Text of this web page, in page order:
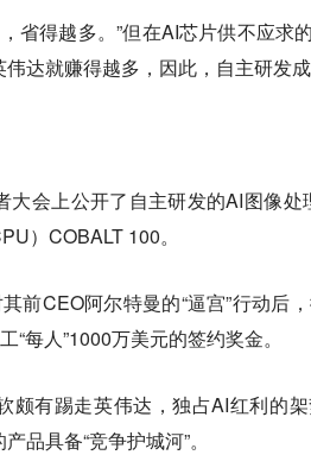
省得越多。”但在AI芯片供不应求
达就赚得越多，因此，自主研发成
大会上公开了自主研发的AI图像
）COBALT 100。
前CEO阿尔特曼的“逼宫”行动后
每人”1000万美元的签约奖金。
颇有踢走英伟达，独占AI红利的
品具备“竞争护城河”。